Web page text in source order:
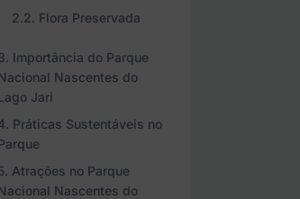
Flora Preservada
Importância do Parque
Nascentes do
Jari
Práticas Sustentáveis no
Atrações no Parque
Nascentes do